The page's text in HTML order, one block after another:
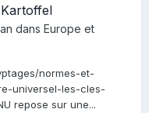
dans Europe et
normes-et-
universel-les-cles-
repose sur une...